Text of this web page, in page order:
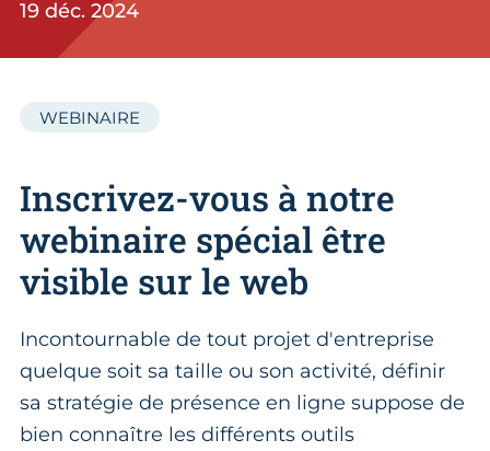
19 déc. 2024
WEBINAIRE
Inscrivez-vous à notre
webinaire spécial être
visible sur le web
Incontournable de tout projet d'entreprise
quelque soit sa taille ou son activité, définir
sa stratégie de présence en ligne suppose de
bien connaître les différents outils